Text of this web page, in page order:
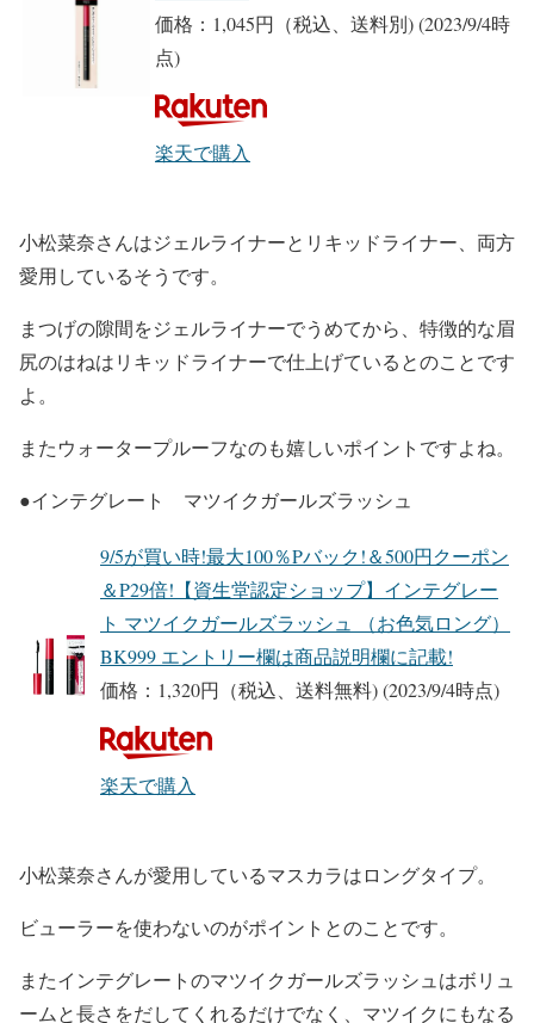
価格：1,045円（税込、送料別)(2023/9/4時
点)
楽天で購入
小松菜奈さんはジェルライナーとリキッドライナー、両方
愛用しているそうです。
まつげの隙間をジェルライナーでうめてから、特徴的な眉
尻のはねはリキッドライナーで仕上げているとのことです
よ。
またウォータープルーフなのも嬉しいポイントですよね。
●インテグレート マツイクガールズラッシュ
9/5が買い時!最大100％Pバック!＆500円クーポン
＆P29倍!【資生堂認定ショップ】インテグレー
ト マツイクガールズラッシュ （お色気ロング）
BK999 エントリー欄は商品説明欄に記載!
価格：1,320円（税込、送料無料)(2023/9/4時点)
楽天で購入
小松菜奈さんが愛用しているマスカラはロングタイプ。
ビューラーを使わないのがポイント とのことです。
またインテグレートのマツイクガールズラッシュはボリュ
ームと長さをだしてくれるだけでなく、マツイクにもなる